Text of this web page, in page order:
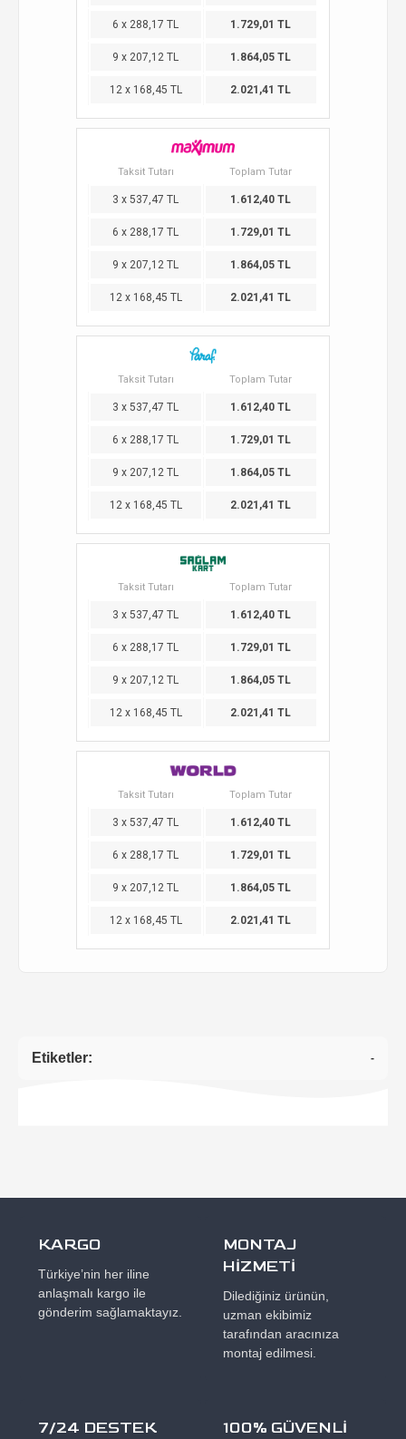
6 x 288,17 TL 1.729,01 TL
9 x 207,12 TL 1.864,05 TL
12 x 168,45 TL 2.021,41 TL
Taksit Tutarı Toplam Tutar
3 x 537,47 TL 1.612,40 TL
6 x 288,17 TL 1.729,01 TL
9 x 207,12 TL 1.864,05 TL
12 x 168,45 TL 2.021,41 TL
Taksit Tutarı Toplam Tutar
3 x 537,47 TL 1.612,40 TL
6 x 288,17 TL 1.729,01 TL
9 x 207,12 TL 1.864,05 TL
12 x 168,45 TL 2.021,41 TL
Taksit Tutarı Toplam Tutar
3 x 537,47 TL 1.612,40 TL
6 x 288,17 TL 1.729,01 TL
9 x 207,12 TL 1.864,05 TL
12 x 168,45 TL 2.021,41 TL
Taksit Tutarı Toplam Tutar
3 x 537,47 TL 1.612,40 TL
6 x 288,17 TL 1.729,01 TL
9 x 207,12 TL 1.864,05 TL
12 x 168,45 TL 2.021,41 TL
Etiketler: -
KARGO
Türkiye’nin her iline
anlaşmalı kargo ile
gönderim sağlamaktayız.
MONTAJ
HİZMETİ
Dilediğiniz ürünün,
uzman ekibimiz
tarafından aracınıza
montaj edilmesi.
7/24 DESTEK
100% GÜVENLİ